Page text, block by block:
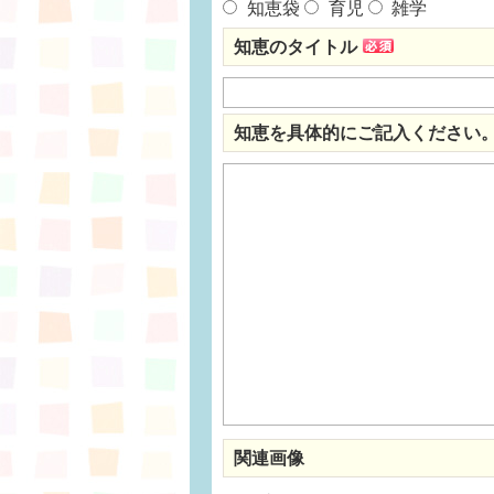
知恵袋 育児 雑学
知恵のタイトル
知恵を具体的にご記入ください
関連画像